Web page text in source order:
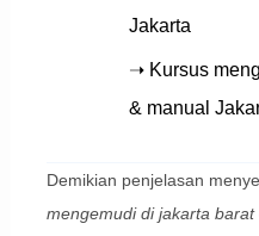
Jakarta
➝ Kursus
& manual
Demikian penjelasan
mengemudi di jakarta barat